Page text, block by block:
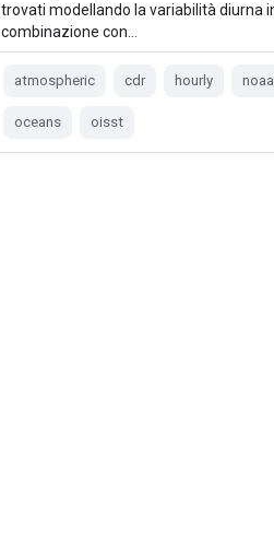
trovati modellando la variabilità diurna
combinazione con…
atmospheric cdr hourly noaa
oceans oisst